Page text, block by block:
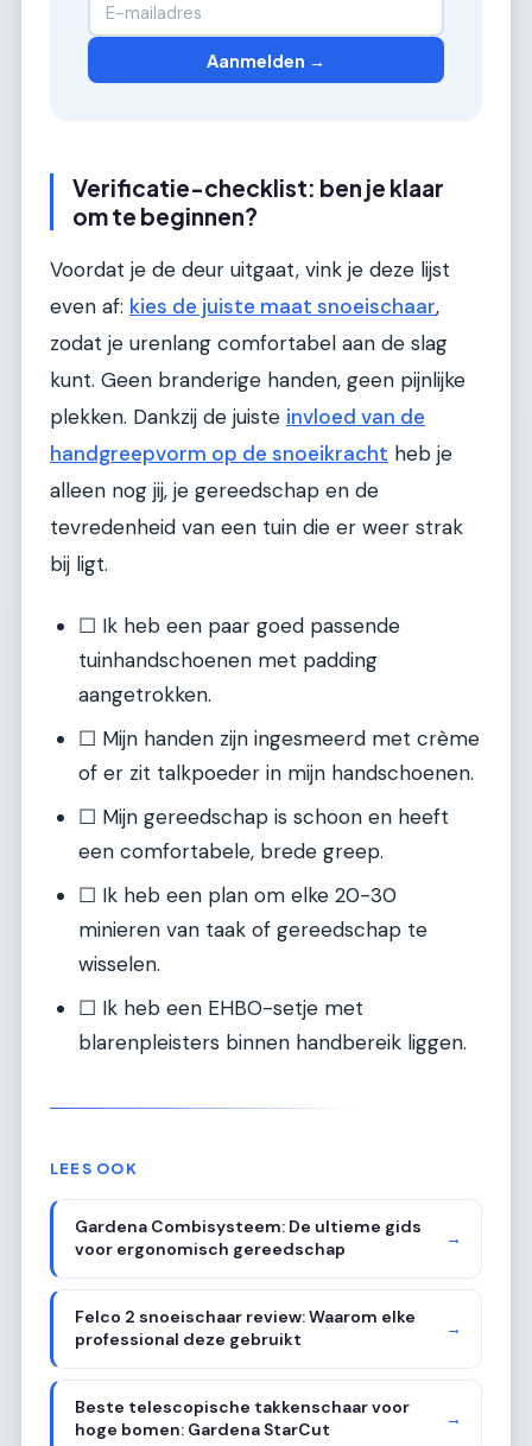
Aanmelden →
Verificatie-checklist: ben je klaar
om te beginnen?
Voordat je de deur uitgaat, vink je deze lijst
even af: kies de juiste maat snoeischaar,
zodat je urenlang comfortabel aan de slag
kunt. Geen branderige handen, geen pijnlijke
plekken. Dankzij de juiste invloed van de
handgreepvorm op de snoeikracht heb je
alleen nog jij, je gereedschap en de
tevredenheid van een tuin die er weer strak
bij ligt.
☐ Ik heb een paar goed passende
tuinhandschoenen met padding
aangetrokken.
☐ Mijn handen zijn ingesmeerd met crème
of er zit talkpoeder in mijn handschoenen.
☐ Mijn gereedschap is schoon en heeft
een comfortabele, brede greep.
☐ Ik heb een plan om elke 20-30
minieren van taak of gereedschap te
wisselen.
☐ Ik heb een EHBO-setje met
blarenpleisters binnen handbereik liggen.
LEES OOK
Gardena Combisysteem: De ultieme gids
voor ergonomisch gereedschap
→
Felco 2 snoeischaar review: Waarom elke
professional deze gebruikt
→
Beste telescopische takkenschaar voor
hoge bomen: Gardena StarCut
→